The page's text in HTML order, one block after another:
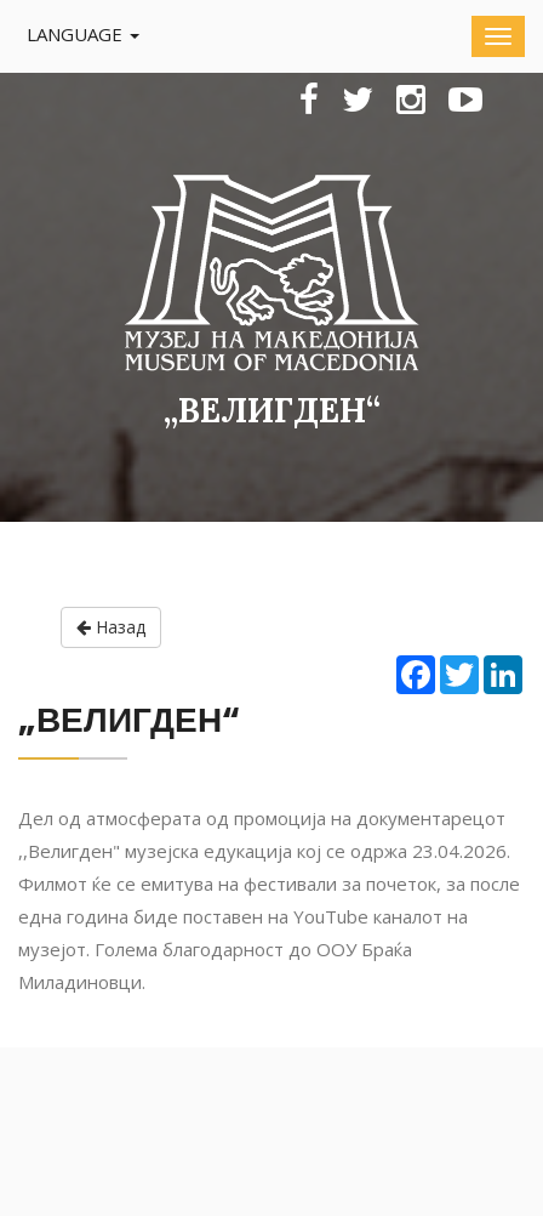
Назад
LANGUAGE
„ВЕЛИГДЕН“
Facebook
Twitter
„ВЕЛИГДЕН“
Дел од атмосферата од промоција на документарецот
,,Велигден" музејска едукација кој се одржа 23.04.2026.
Филмот ќе се емитува на фестивали за почеток, за после
една година биде поставен на YouTube каналот на
музејот. Голема благодарност до ООУ Браќа
Миладиновци.